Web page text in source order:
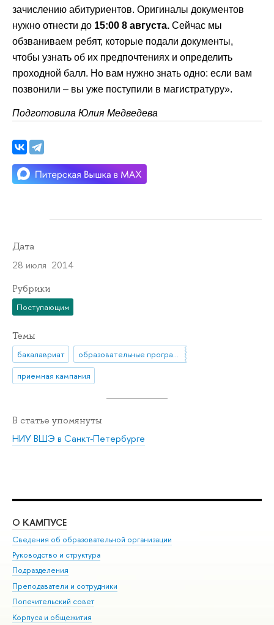
зачислению абитуриентов. Оригиналы документов
нужно отнести до 15:00 8 августа. Сейчас мы
обзваниваем ребят, которые подали документы,
чтобы узнать об их предпочтениях и определить
проходной балл. Но вам нужно знать одно: если вам
позвонили – вы уже поступили в магистратуру».
Подготовила Юлия Медведева
Дата
28 июля 2014
Рубрики
Поступающим
Темы
бакалавриат
образовательные программы
приемная кампания
В статье упомянуты
НИУ ВШЭ в Санкт-Петербурге
О КАМПУСЕ
Сведения об образовательной организации
Руководство и структура
Подразделения
Преподаватели и сотрудники
Попечительский совет
Корпуса и общежития